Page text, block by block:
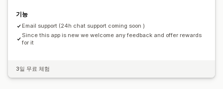
기능
Email support (24h chat support coming soon )
Since this app is new we welcome any feedback and offer rewards
for it
3일 무료 체험